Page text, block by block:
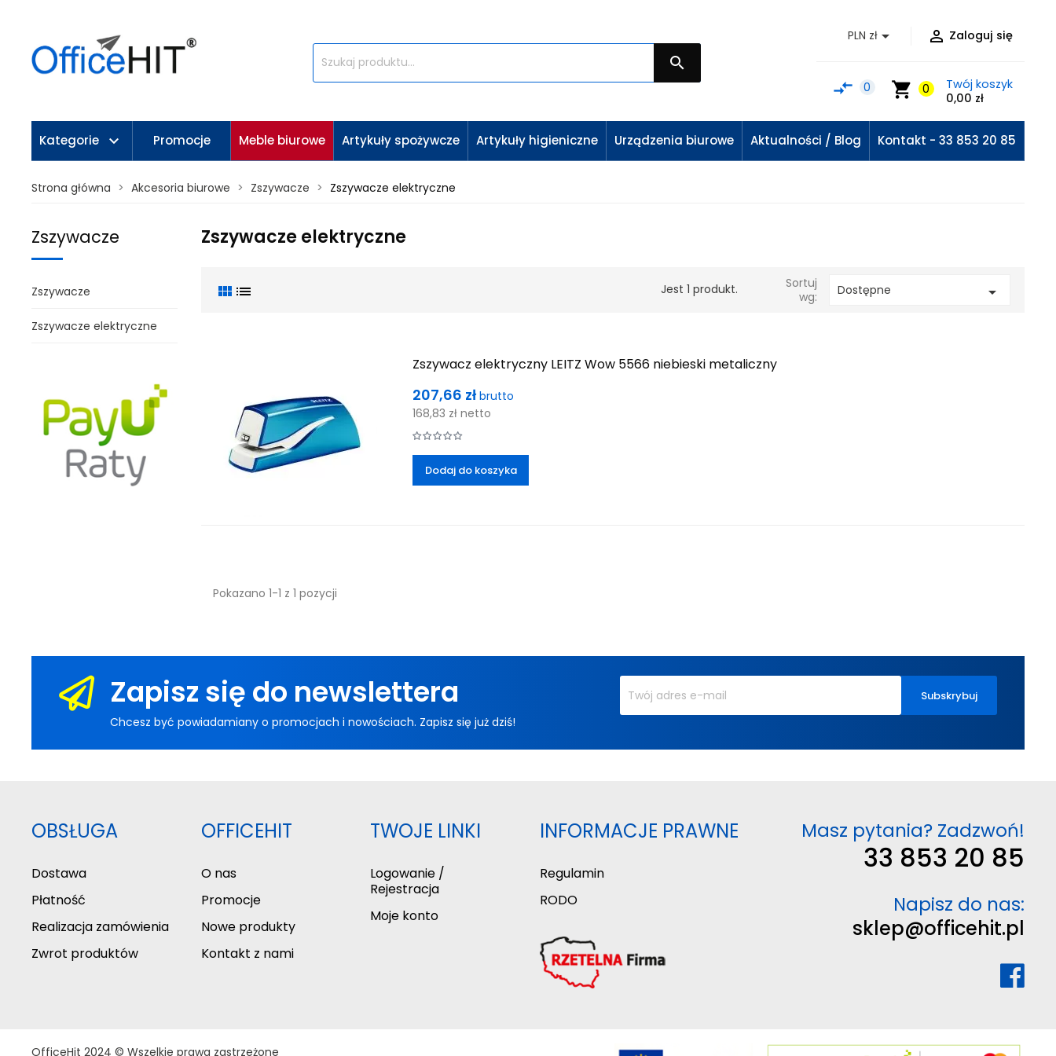

 Zaloguj się
PLN zł
shopping_cart 0
Twój koszyk
0,00 zł
compare_arrows 0
Kategorie keyboard_arrow_down Promocje Meble biurowe Artykuły spożywcze Artykuły higieniczne Urządzenia biurowe Aktualności / Blog Kontakt - 33 853 20 85
Strona główna Akcesoria biurowe Zszywacze Zszywacze elektryczne
Zszywacze
Zszywacze
Zszywacze elektryczne
Zszywacze elektryczne
view_module list Jest 1 produkt.
Sortuj
wg:
Dostępne 
Zszywacz elektryczny LEITZ Wow 5566 niebieski metaliczny
Cena
207,66 złbrutto
168,83 zł netto
Dodaj do koszyka
Pokazano 1-1 z 1 pozycji
Zapisz się do newslettera
Chcesz być powiadamiany o promocjach i nowościach. Zapisz się już dziś!
OBSŁUGA
Dostawa
Płatność
Realizacja zamówienia
Zwrot produktów
OFFICEHIT
O nas
Promocje
Nowe produkty
Kontakt z nami
TWOJE LINKI
Logowanie /
Rejestracja
Moje konto
INFORMACJE PRAWNE
Regulamin
RODO
Masz pytania? Zadzwoń!
33 853 20 85
Napisz do nas:
sklep@officehit.pl
OfficeHit 2024 © Wszelkie prawa zastrzeżone